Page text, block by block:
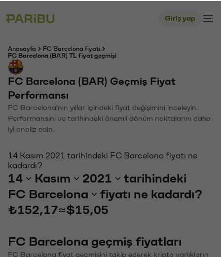
Giriş yap
Anasayfa
FC Barcelona fiyatı
FC Barcelona (BAR) TL fiyat geçmişi
FC Barcelona (BAR) Geçmiş Fiyat
Performansı
FC Barcelona'nın yıllar içindeki fiyat değişimini inceleyin.
Performansını ve tarihindeki önemli dönüm noktalarını daha
iyi analiz edin.
14 Kasım 2021 tarihindeki FC Barcelona fiyatı ne
kadardı?
14 Kasım 2021
tarihindeki
FC Barcelona
fiyatı ne kadardı?
₺152,17≈$15,05
FC Barcelona geçmiş fiyatları
FC Barcelona fiyat geçmişini takip ederek kripto varlıkların